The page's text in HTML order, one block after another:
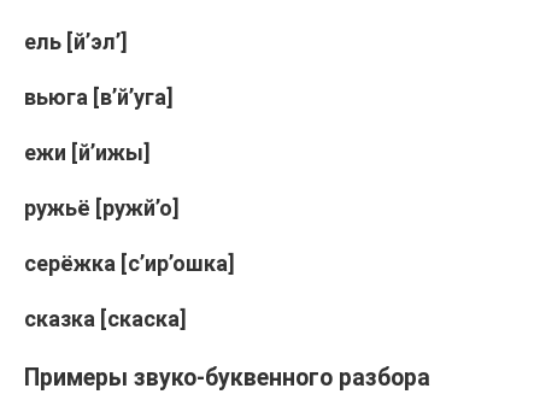
ель [й’эл’]
вьюга [в’й’уга]
ежи [й’ижы]
ружьё [ружй’о]
серёжка [с’ир’ошка]
сказка [скаска]
Примеры звуко-буквенного разбора